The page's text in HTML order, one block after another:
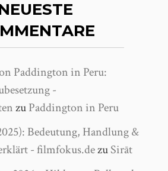
Paddington in Peru:
-
zuPaddington in Peru
Bedeutung, Handlung &
- filmfokus.dezuSirāt